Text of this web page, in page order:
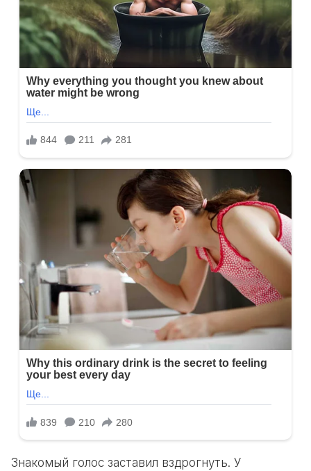
Знакомый голос заставил вздрогнуть. У